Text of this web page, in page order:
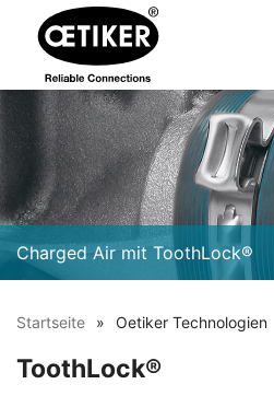
Charged Air mit ToothLock®
Startseite Oetiker Technologien
ToothLock®